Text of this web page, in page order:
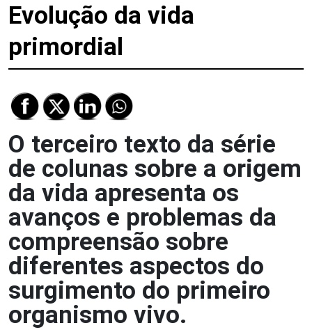
Evolução da vida
primordial
O terceiro texto da série
de colunas sobre a origem
da vida apresenta os
avanços e problemas da
compreensão sobre
diferentes aspectos do
surgimento do primeiro
organismo vivo.